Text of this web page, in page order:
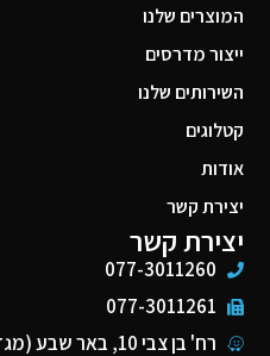
המוצרים שלנו
ייצור מדרסים
השירותים שלנו
קטלוגים
אודות
יצירת קשר
יצירת קשר
077-3011260
077-3011261
רח' בן צבי 10, באר שבע (מגדל הרכבת, בכניסה לבניין)